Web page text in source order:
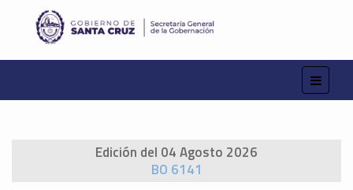
Edición del 04 Agosto 2026
BO 6141